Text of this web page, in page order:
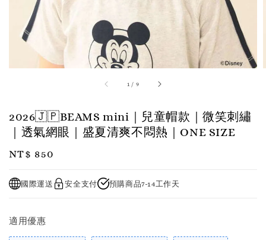
1 / 9
2026🇯🇵BEAMS mini｜兒童帽款｜微笑刺繡
｜透氣網眼｜盛夏清爽不悶熱｜ONE SIZE
Regular
NT$ 850
國際運送 安全支付 預購商品7-14工作天
適用優惠